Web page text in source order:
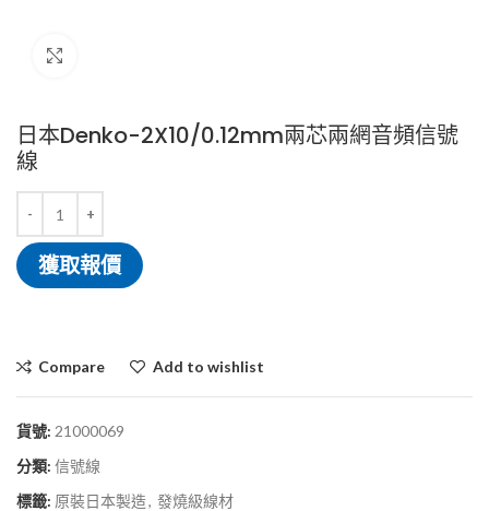
日本Denko-2X10/0.12mm兩芯兩網音頻信號
線
獲取報價
Compare Add to wishlist
貨號: 21000069
分類: 信號線
標籤: 原裝日本製造, 發燒級線材